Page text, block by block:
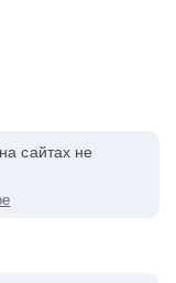
сайтах не